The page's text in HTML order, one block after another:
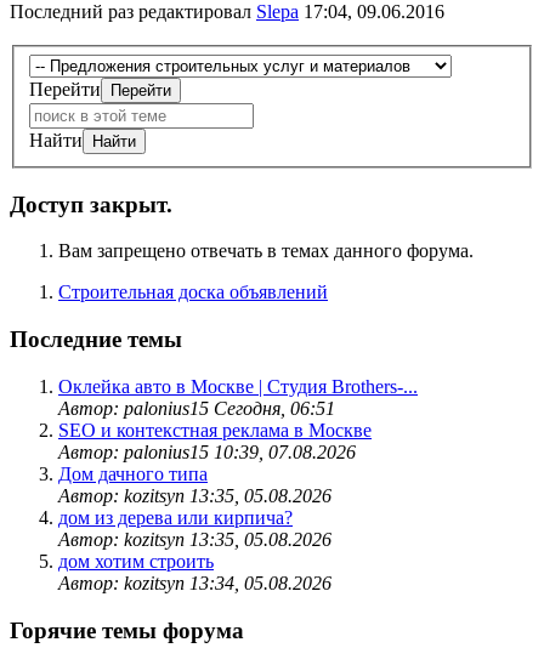
Последний раз редактировал Slepa 17:04, 09.06.2016
Перейти
Найти
Доступ закрыт.
Вам запрещено отвечать в темах данного форума.
Строительная доска объявлений
Последние темы
Оклейка авто в Москве | Студия Brothers-...
Автор: palonius15 Сегодня, 06:51
SEO и контекстная реклама в Москве
Автор: palonius15 10:39, 07.08.2026
Дом дачного типа
Автор: kozitsyn 13:35, 05.08.2026
дом из дерева или кирпича?
Автор: kozitsyn 13:35, 05.08.2026
дом хотим строить
Автор: kozitsyn 13:34, 05.08.2026
Горячие темы форума